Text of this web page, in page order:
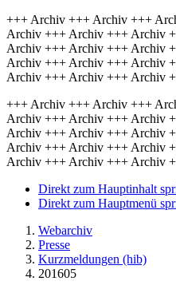
+++ Archiv +++ Archiv +++
Archiv +++ Archiv +++ Archiv
Archiv +++ Archiv +++ Archiv
Archiv +++ Archiv +++ Archiv
Archiv +++ Archiv +++ Archiv
+++ Archiv +++ Archiv +++
Archiv +++ Archiv +++ Archiv
Archiv +++ Archiv +++ Archiv
Archiv +++ Archiv +++ Archiv
Archiv +++ Archiv +++ Archiv
Direkt zum Hauptinhalt
Direkt zum Hauptmenü
Webarchiv
Presse
Kurzmeldungen (hib)
201605